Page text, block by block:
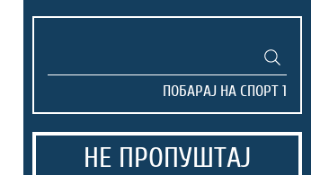
НЕ ПРОПУШТАЈ